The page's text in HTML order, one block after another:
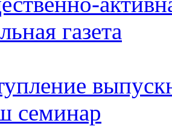
газета
семинар